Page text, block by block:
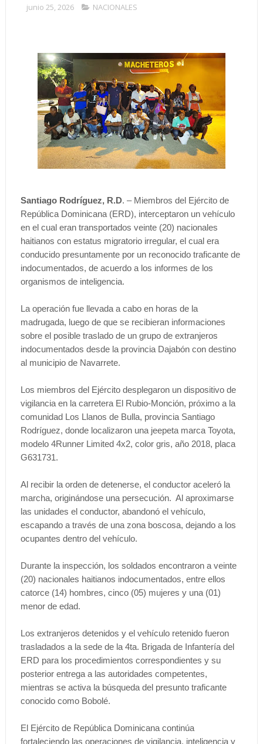
junio 25, 2026 NACIONALES
Santiago Rodríguez, R.D. – Miembros del Ejército de
República Dominicana (ERD), interceptaron un vehículo
en el cual eran transportados veinte (20) nacionales
haitianos con estatus migratorio irregular, el cual era
conducido presuntamente por un reconocido traficante de
indocumentados, de acuerdo a los informes de los
organismos de inteligencia.
La operación fue llevada a cabo en horas de la
madrugada, luego de que se recibieran informaciones
sobre el posible traslado de un grupo de extranjeros
indocumentados desde la provincia Dajabón con destino
al municipio de Navarrete.
Los miembros del Ejército desplegaron un dispositivo de
vigilancia en la carretera El Rubio-Monción, próximo a la
comunidad Los Llanos de Bulla, provincia Santiago
Rodríguez, donde localizaron una jeepeta marca Toyota,
modelo 4Runner Limited 4x2, color gris, año 2018, placa
G631731.
Al recibir la orden de detenerse, el conductor aceleró la
marcha, originándose una persecución. Al aproximarse
las unidades el conductor, abandonó el vehículo,
escapando a través de una zona boscosa, dejando a los
ocupantes dentro del vehículo.
Durante la inspección, los soldados encontraron a veinte
(20) nacionales haitianos indocumentados, entre ellos
catorce (14) hombres, cinco (05) mujeres y una (01)
menor de edad.
Los extranjeros detenidos y el vehículo retenido fueron
trasladados a la sede de la 4ta. Brigada de Infantería del
ERD para los procedimientos correspondientes y su
posterior entrega a las autoridades competentes,
mientras se activa la búsqueda del presunto traficante
conocido como Bobolé.
El Ejército de República Dominicana continúa
fortaleciendo las operaciones de vigilancia, inteligencia y